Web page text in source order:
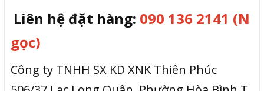
Liên hệ đặt hàng: 090 136 2141 (N
gọc)
Công ty TNHH SX KD XNK Thiên Phúc